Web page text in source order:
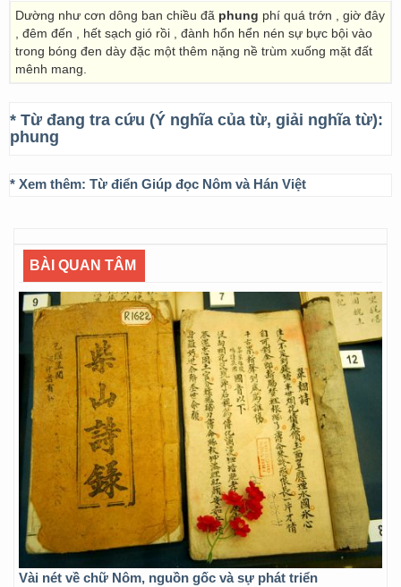
Dường như cơn dông ban chiều đã phung phí quá trớn , giờ đây
, đêm đến , hết sạch gió rồi , đành hổn hển nén sự bực bội vào
trong bóng đen dày đặc một thêm nặng nề trùm xuống mặt đất
mênh mang.
* Từ đang tra cứu (Ý nghĩa của từ, giải nghĩa từ):
phung
* Xem thêm: Từ điển Giúp đọc Nôm và Hán Việt
BÀI QUAN TÂM
Vài nét về chữ Nôm, nguồn gốc và sự phát triển